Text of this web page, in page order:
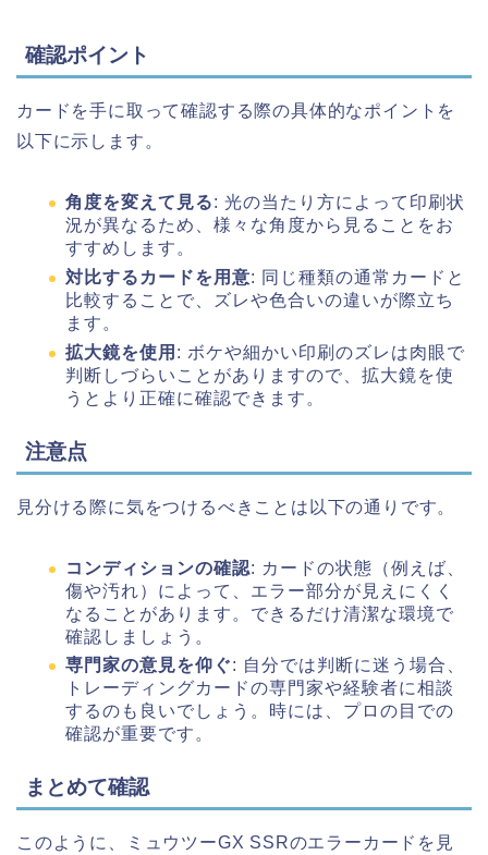
確認ポイント
カードを手に取って確認する際の具体的なポイントを
以下に示します。
角度を変えて見る: 光の当たり方によって印刷状
況が異なるため、様々な角度から見ることをお
すすめします。
対比するカードを用意: 同じ種類の通常カードと
比較することで、ズレや色合いの違いが際立ち
ます。
拡大鏡を使用 : ボケや細かい印刷のズレは肉眼で
判断しづらいことがありますので、拡大鏡を使
うとより正確に確認できます。
注意点
見分ける際に気をつけるべきことは以下の通りです。
コンディションの確認: カードの状態（例えば、
傷や汚れ）によって、エラー部分が見えにくく
なることがあります。できるだけ清潔な環境で
確認しましょう。
専門家の意見を仰ぐ: 自分では判断に迷う場合、
トレーディングカードの専門家や経験者に相談
するのも良いでしょう。時には、プロの目での
確認が重要です。
まとめて確認
このように、ミュウツーGX SSRのエラーカードを見